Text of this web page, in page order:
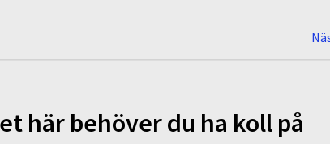
här behöver du ha koll på